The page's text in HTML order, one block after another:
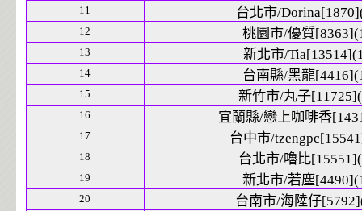
11 台北市/
12 桃園市/優質
13 新北市/
14 台南縣/黑龍
15 新竹市/丸子
16 宜蘭縣/戀上咖啡香
17 台中市/
18 台北市/嚕比
19 新北市/若塵
20 台南市/海陸仔